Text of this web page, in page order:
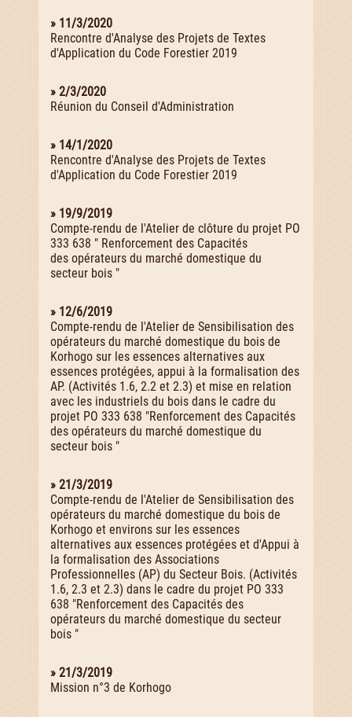
» 11/3/2020
Rencontre d'Analyse des Projets de Textes
d'Application du Code Forestier 2019
» 2/3/2020
Réunion du Conseil d'Administration
» 14/1/2020
Rencontre d'Analyse des Projets de Textes
d'Application du Code Forestier 2019
» 19/9/2019
Compte-rendu de l'Atelier de clôture du projet PO
333 638 " Renforcement des Capacités
des opérateurs du marché domestique du
secteur bois "
» 12/6/2019
Compte-rendu de l'Atelier de Sensibilisation des
opérateurs du marché domestique du bois de
Korhogo sur les essences alternatives aux
essences protégées, appui à la formalisation des
AP. (Activités 1.6, 2.2 et 2.3) et mise en relation
avec les industriels du bois dans le cadre du
projet PO 333 638 "Renforcement des Capacités
des opérateurs du marché domestique du
secteur bois "
» 21/3/2019
Compte-rendu de l'Atelier de Sensibilisation des
opérateurs du marché domestique du bois de
Korhogo et environs sur les essences
alternatives aux essences protégées et d'Appui à
la formalisation des Associations
Professionnelles (AP) du Secteur Bois. (Activités
1.6, 2.3 et 2.3) dans le cadre du projet PO 333
638 "Renforcement des Capacités des
opérateurs du marché domestique du secteur
bois "
» 21/3/2019
Mission n°3 de Korhogo